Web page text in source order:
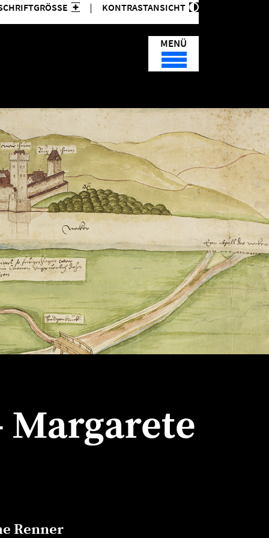
KONTRASTANSICHT
MENÜ
Margarete
Renner